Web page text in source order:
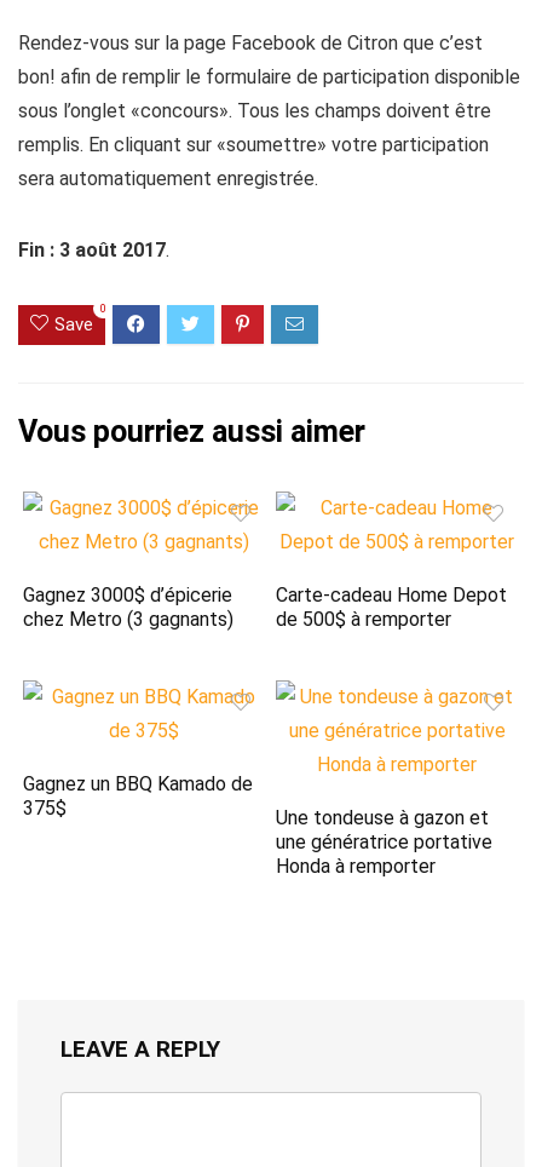
Rendez-vous sur la page Facebook de Citron que c’est
bon! afin de remplir le formulaire de participation disponible
sous l’onglet «concours». Tous les champs doivent être
remplis. En cliquant sur «soumettre» votre participation
sera automatiquement enregistrée.
Fin : 3 août 2017.
Save
0
Gagnez 3000$ d’épicerie
chez Metro (3 gagnants)
Carte-cadeau Home Depot
de 500$ à remporter
Gagnez un BBQ Kamado de
375$
Une tondeuse à gazon et
une génératrice portative
Honda à remporter
LEAVE A REPLY